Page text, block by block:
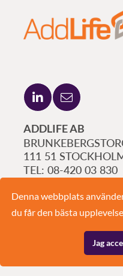
Denna webbplats
du får den bästa
Jag
ADDLIFE AB
111 51
08-420 03 830